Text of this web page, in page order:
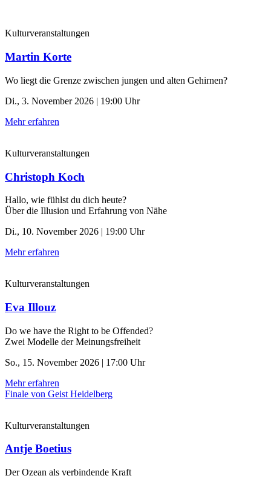
Kulturveranstaltungen
Martin Korte
Wo liegt die Grenze zwischen jungen und alten Gehirnen?
Di., 3. November 2026 | 19:00 Uhr
Mehr erfahren
Kulturveranstaltungen
Christoph Koch
Hallo, wie fühlst du dich heute?
Über die Illusion und Erfahrung von Nähe
Di., 10. November 2026 | 19:00 Uhr
Mehr erfahren
Kulturveranstaltungen
Eva Illouz
Do we have the Right to be Offended?
Zwei Modelle der Meinungsfreiheit
So., 15. November 2026 | 17:00 Uhr
Mehr erfahren
Finale von Geist Heidelberg
Kulturveranstaltungen
Antje Boetius
Der Ozean als verbindende Kraft